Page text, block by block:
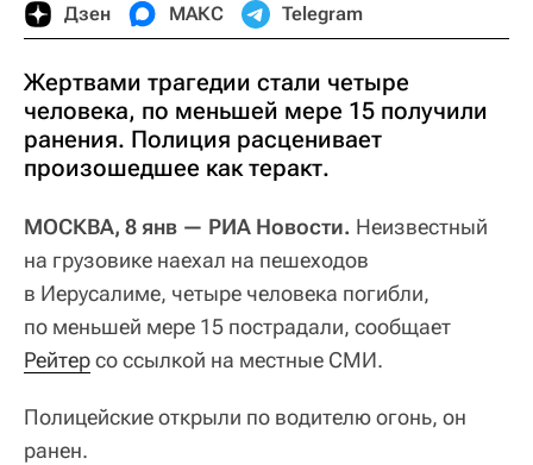
Дзен МАКС Telegram
Жертвами трагедии стали четыре
человека, по меньшей мере 15 получили
ранения. Полиция расценивает
произошедшее как теракт.
МОСКВА, 8 янв — РИА Новости. Неизвестный
на грузовике наехал на пешеходов
в Иерусалиме, четыре человека погибли,
по меньшей мере 15 пострадали, сообщает
Рейтерсо ссылкой на местные СМИ.
Полицейские открыли по водителю огонь, он
ранен.